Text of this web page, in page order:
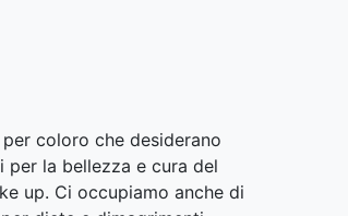
coloro che desiderano
la bellezza e cura del
up. Ci occupiamo anche di